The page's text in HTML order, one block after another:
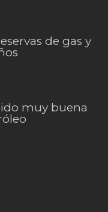
de gas y
muy buena